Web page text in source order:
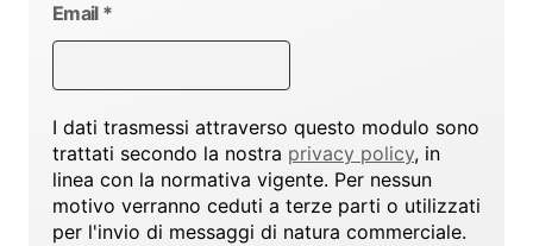
Email *
I dati trasmessi attraverso questo modulo sono
trattati secondo la nostra privacy policy, in
linea con la normativa vigente. Per nessun
motivo verranno ceduti a terze parti o utilizzati
per l'invio di messaggi di natura commerciale.